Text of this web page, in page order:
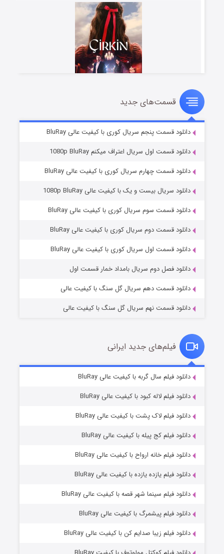
سریال زشت
قسمت۲ (زیرنویس) منتشر شد
مردگان متحرک: شهر مرده ۳
قسمت۲ (زیرنویس) منتشر شد
قسمت۷ (زیرنویس) منتشر شد
قسمت‌های جدید
دانلود قسمت پنجم سریال کوری با کیفیت عالی BluRay
دانلود قسمت اول سریال اعتراف میکنم 1080p BluRay
دانلود قسمت چهارم سریال کوری با کیفیت عالی BluRay
دانلود سریال بیست و یک با کیفیت عالی 1080p BluRay
دانلود قسمت سوم سریال کوری با کیفیت عالی BluRay
دانلود قسمت دوم سریال کوری با کیفیت عالی BluRay
دانلود قسمت اول سریال کوری با کیفیت عالی BluRay
دانلود فصل دوم سریال بامداد خمار قسمت اول
دانلود قسمت دهم سریال گل سنگ با کیفیت عالی
دانلود قسمت نهم سریال گل سنگ با کیفیت عالی
فیلم‌های جدید ایرانی
دانلود فیلم سال گربه با کیفیت عالی BluRay
دانلود فیلم لاله کبود با کیفیت عالی BluRay
دانلود فیلم لاک پشت با کیفیت عالی BluRay
دانلود فیلم کج‌ پیله با کیفیت عالی BluRay
دانلود فیلم خانه ارواح با کیفیت عالی BluRay
دانلود فیلم یازده یازده با کیفیت عالی BluRay
دانلود فیلم سینما شهر قصه با کیفیت عالی BluRay
دانلود فیلم پیشمرگ با کیفیت عالی BluRay
دانلود فیلم زیبا صدایم کن با کیفیت عالی BluRay